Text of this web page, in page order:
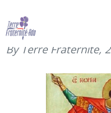
Saint Georges,
(23 avril 2018)
By Terre Fraternité,